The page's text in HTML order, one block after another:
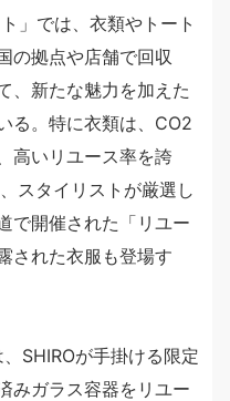
」では、衣類やトート
の拠点や店舗で回収
、新たな魅力を加えた
る。特に衣類は、CO2
高いリユース率を誇
スタイリストが厳選し
で開催された「リユー
された衣服も登場す
SHIROが手掛ける限定
みガラス容器をリユー